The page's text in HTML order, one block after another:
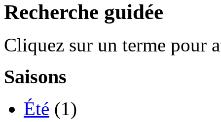
Recherche guidée
Cliquez sur un terme pour
Saisons
Été (1)